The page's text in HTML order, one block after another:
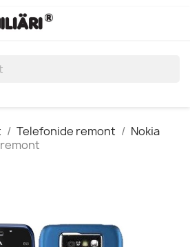
Telefonide remont
Nokia
remont